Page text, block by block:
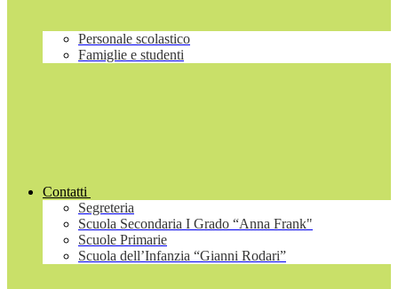
Personale scolastico
Famiglie e studenti
Contatti
Segreteria
Scuola Secondaria I Grado “Anna Frank"
Scuole Primarie
Scuola dell’Infanzia “Gianni Rodari”